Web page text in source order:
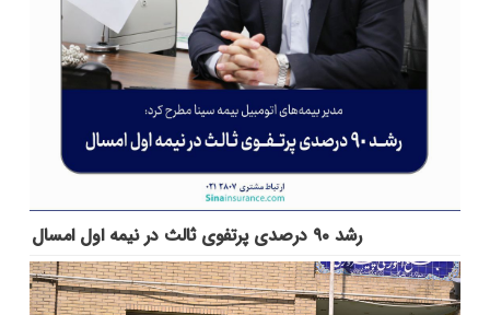
رشد ۹۰ درصدی پرتفوی ثالث در نیمه اول امسال